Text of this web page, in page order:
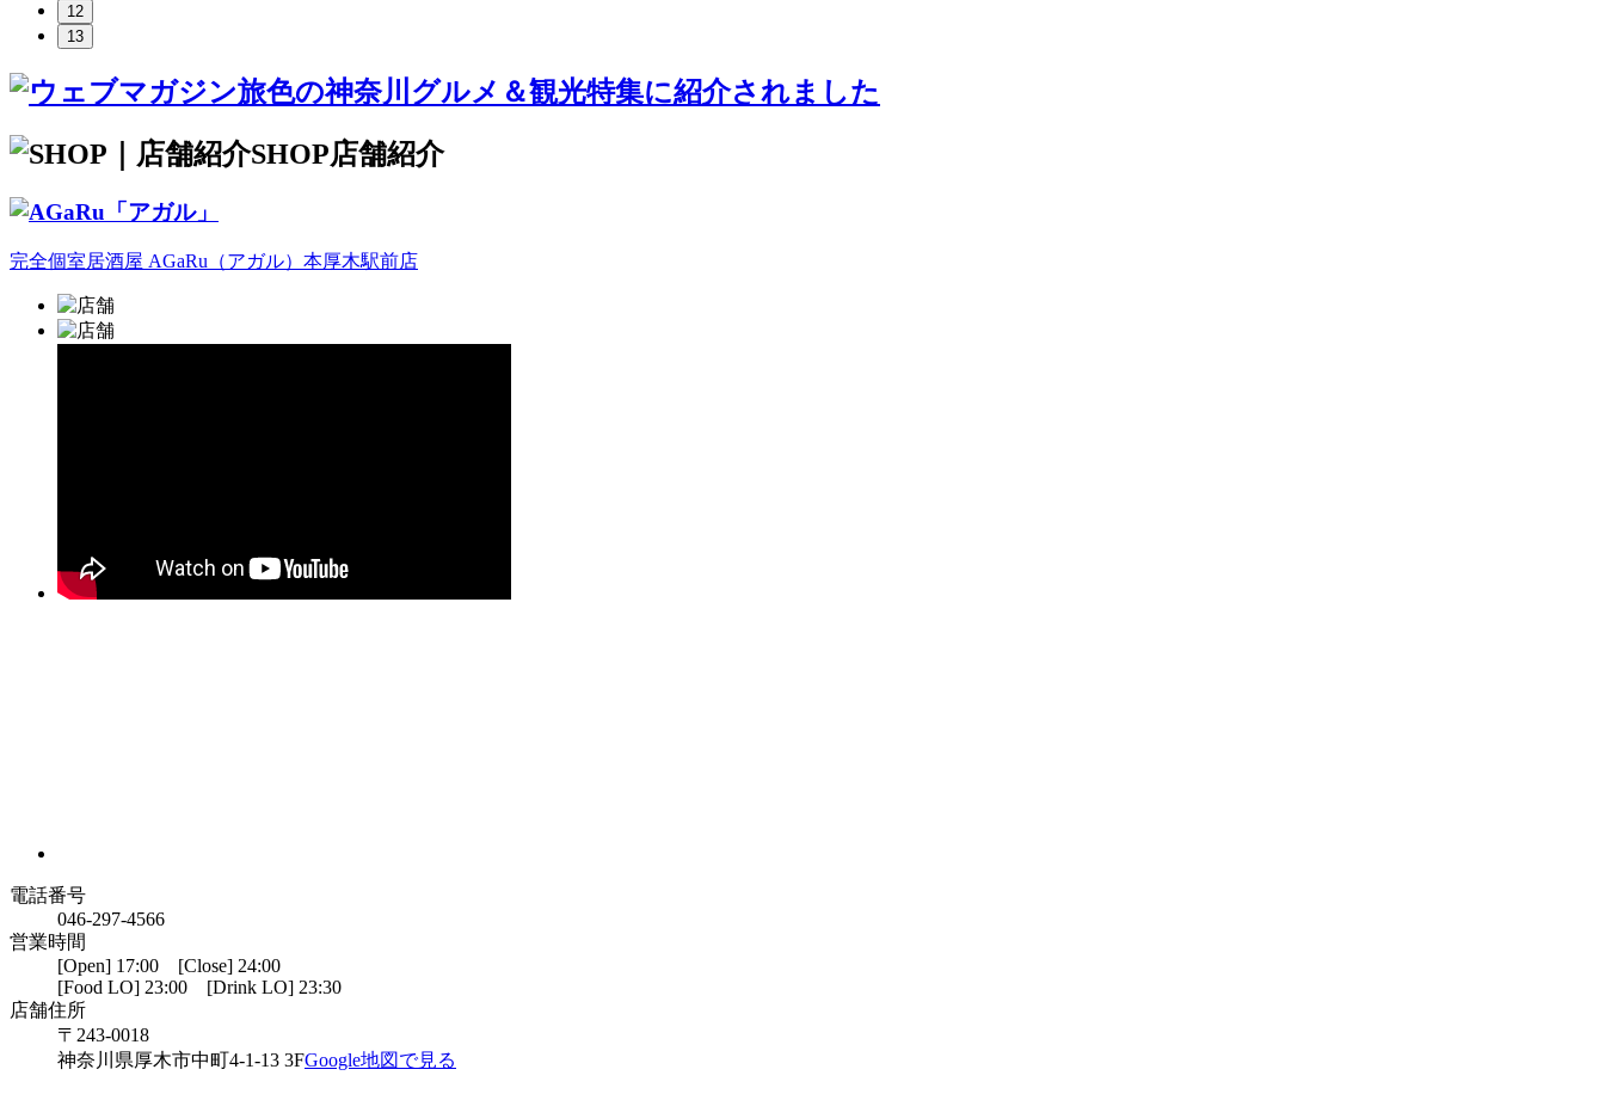
12
13
SHOP店舗紹介
完全個室居酒屋 AGaRu（アガル）本厚木駅前店
電話番号
046-297-4566
営業時間
[Open] 17:00 [Close] 24:00
[Food LO] 23:00 [Drink LO] 23:30
店舗住所
〒243-0018
神奈川県厚木市中町4-1-13 3FGoogle地図で見る